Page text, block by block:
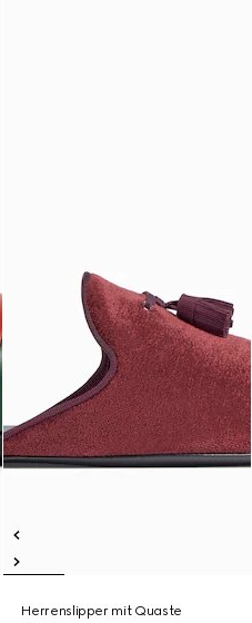
Herrenslipper mit Quaste